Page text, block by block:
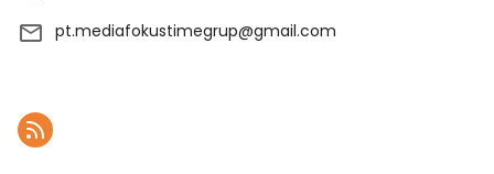
pt.mediafokustimegrup@gmail.com